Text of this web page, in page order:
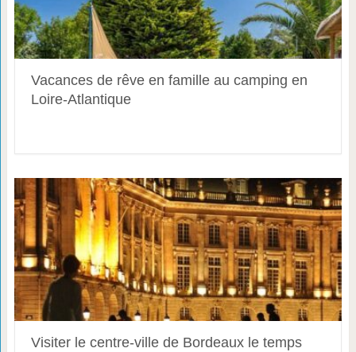
Vacances de rêve en famille au camping en
Loire-Atlantique
Visiter le centre-ville de Bordeaux le temps